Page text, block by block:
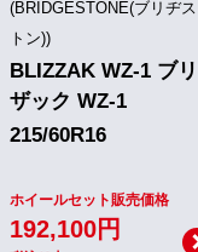
(BRIDGESTONE(ブリヂス
トン))
BLIZZAK WZ-1 ブリ
ザック WZ-1
215/60R16
ホイールセット販売価格
192,100円